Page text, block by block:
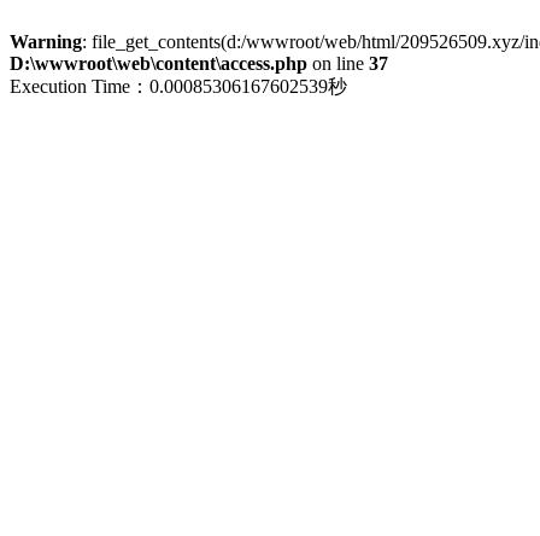
Warning: file_get_contents(d:/wwwroot/web/html/209526509.xyz/
D:\wwwroot\web\content\access.php on line 37
Execution Time：0.00085306167602539秒